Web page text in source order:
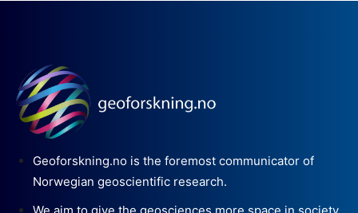
Geoforskning.no is the foremost communicator of
Norwegian geoscientific research.